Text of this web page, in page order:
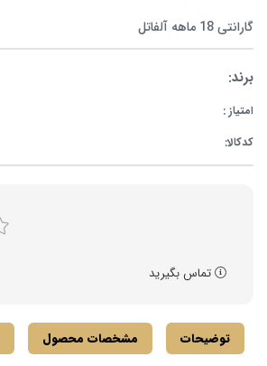
گارانتی 18 ماهه آلفاتل
برند:
امتیاز :
کدکالا:
تماس بگیرید
توضیحات مشخصات محصول